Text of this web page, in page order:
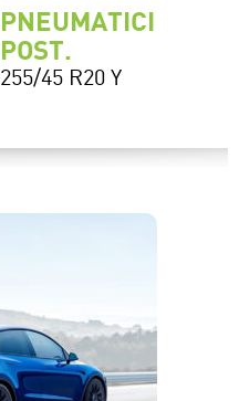
PNEUMATICI
POST.
255/45 R20 Y